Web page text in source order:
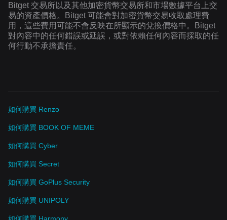
Bitget 交易所以及其他加密貨幣交易所和市場數據平台上交
易的資產價格。Bitget 可能會對加密貨幣交易收取處理費
用，這些費用可能不會反映在所顯示的兌換價格中。Bitget
對內容中的任何錯誤或延誤，或對依賴任何內容而採取的任
何行動不承擔責任。
如何購買 Renzo
如何購買 BOOK OF MEME
如何購買 Cyber
如何購買 Secret
如何購買 GoPlus Security
如何購買 UNIPOLY
如何購買 Harmony